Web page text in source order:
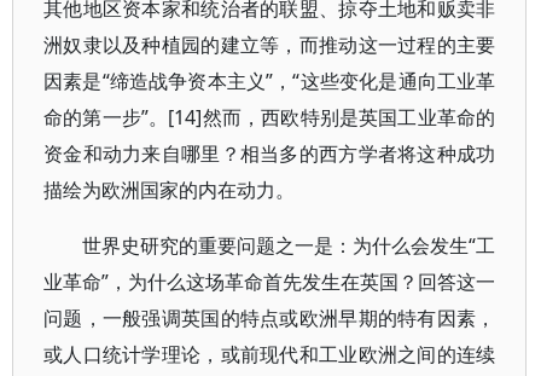
其他地区资本家和统治者的联盟、掠夺土地和贩卖非
洲奴隶以及种植园的建立等，而推动这一过程的主要
因素是“缔造战争资本主义”，“这些变化是通向工业革
命的第一步”。[14]然而，西欧特别是英国工业革命的
资金和动力来自哪里？相当多的西方学者将这种成功
描绘为欧洲国家的内在动力。
世界史研究的重要问题之一是：为什么会发生“工
业革命”，为什么这场革命首先发生在英国？回答这一
问题，一般强调英国的特点或欧洲早期的特有因素，
或人口统计学理论，或前现代和工业欧洲之间的连续